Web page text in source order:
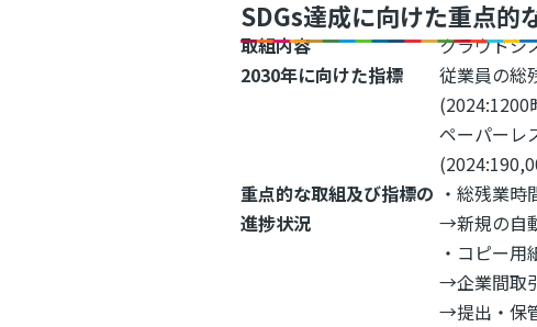
SDGs達成に向けた重点
取組内容
クラウドシ
2030年に向けた指標
従業員の総
ペーパーレ
重点的な取組及び指標の
進捗状況
・総残業
→新規の自
・コピー
→企業間取
→提出・保